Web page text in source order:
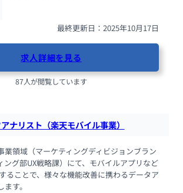
最終更新日：2025年10月17日
求人詳細を見る
87人が閲覧しています
ナリスト（楽天モバイル事業）
業領域（マーケティングディビジョンブラン
ング部UX戦略課）にて、モバイルアプリなど
ることで、様々な機能改善に携わるデータア
す。